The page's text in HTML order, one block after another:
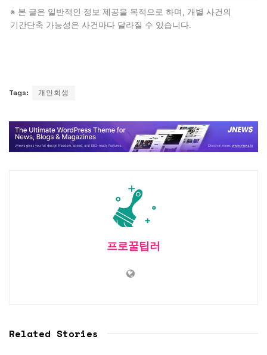
줄일 수 있습니다. 채권자에게 유리한 변경이므로 통상
받아들여집니다.
※ 본 글은 일반적인 정보 제공을 목적으로 하며, 개별 사건의
기간단축 가능성은 사건마다 달라질 수 있습니다.
Tags: 개인회생
프로꿀팁러
Related Stories